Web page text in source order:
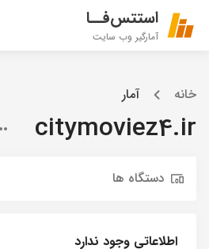
استتس‌فــا
آمارگیر وب سایت
خانه آمار
citymoviez4.ir
دستگاه ها
اطلاعاتی وجود ندارد